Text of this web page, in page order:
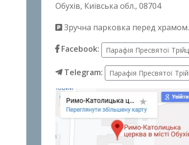
Обухів, Київська обл., 08704
Зручна парковка перед храмом.
Facebook:
Парафія Пресвятої
Telegram: Парафія Пресвятої